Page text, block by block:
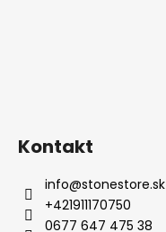
Kontakt
info@stonestore.sk
+421911170750
0677 647 475 38